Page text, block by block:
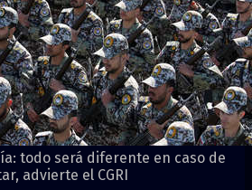
todo será diferente en caso de
advierte el CGRI